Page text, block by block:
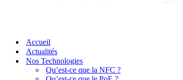
Accueil
Actualités
Nos Technologies
Qu’est-ce que la NFC ?